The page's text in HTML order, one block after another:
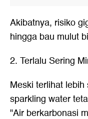
Akibatnya, risiko
hingga bau mulut
2. Terlalu Sering
Meski terlihat
sparkling water
"Air berkarbonasi